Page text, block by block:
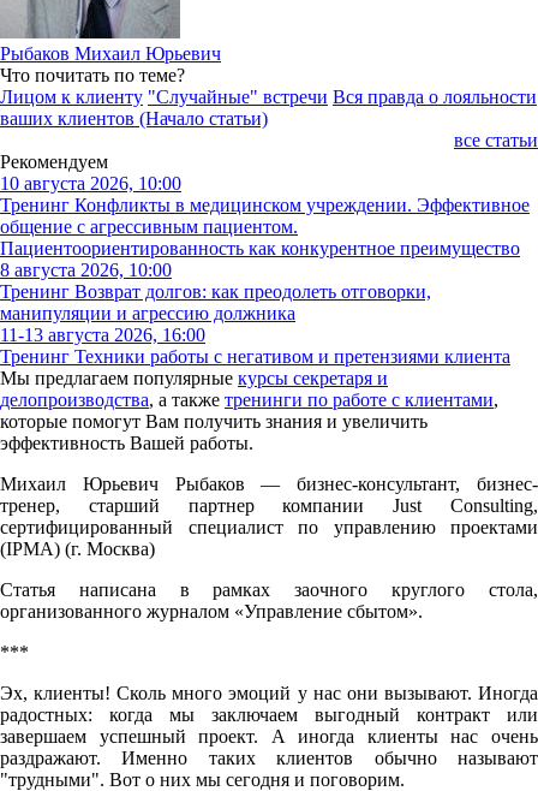
Рыбаков Михаил Юрьевич
Что почитать по теме?
Лицом к клиенту "Случайные" встречи Вся правда о лояльности
ваших клиентов (Начало статьи)
все статьи
Рекомендуем
10 августа 2026, 10:00
Тренинг Конфликты в медицинском учреждении. Эффективное
общение с агрессивным пациентом.
Пациентоориентированность как конкурентное преимущество
8 августа 2026, 10:00
Тренинг Возврат долгов: как преодолеть отговорки,
манипуляции и агрессию должника
11-13 августа 2026, 16:00
Тренинг Техники работы с негативом и претензиями клиента
Мы предлагаем популярные курсы секретаря и
делопроизводства, а также тренинги по работе с клиентами,
которые помогут Вам получить знания и увеличить
эффективность Вашей работы.
Михаил Юрьевич Рыбаков — бизнес-консультант, бизнес-
тренер, старший партнер компании Just Consulting,
сертифицированный специалист по управлению проектами
(IPMA) (г. Москва)
Статья написана в рамках заочного круглого стола,
организованного журналом «Управление сбытом».
***
Эх, клиенты! Сколь много эмоций у нас они вызывают. Иногда
радостных: когда мы заключаем выгодный контракт или
завершаем успешный проект. А иногда клиенты нас очень
раздражают. Именно таких клиентов обычно называют
"трудными". Вот о них мы сегодня и поговорим.